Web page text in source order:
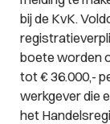
bij de KvK.
boete worden
tot € 36.000,-
werkgever die
het